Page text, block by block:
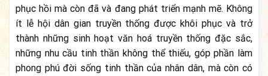
phục hồi mà còn đã và đang phát triển mạnh mẽ. Không
ít lễ hội dân gian truyền thống đ­ược khôi phục và trở
thành những sinh hoạt văn hoá truyền thống đặc sắc,
những nhu cầu tinh thần không thể thiếu, góp phần làm
phong phú đời sống tinh thần của nhân dân, mà còn có